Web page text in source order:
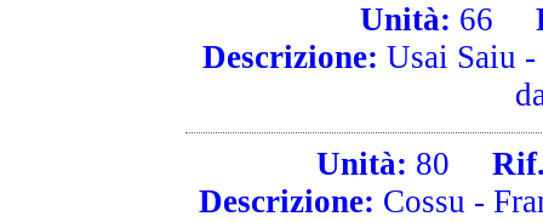
Unità: 66
Descrizione: Usai Saiu
Unità: 80
Rif.
Descrizione: Cossu -